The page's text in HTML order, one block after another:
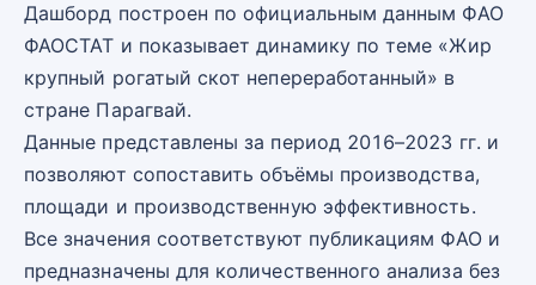
Дашборд построен по официальным данным ФАО
ФАОСТАТ и показывает динамику по теме «Жир
крупный рогатый скот непереработанный» в
стране Парагвай.
Данные представлены за период 2016–2023 гг. и
позволяют сопоставить объёмы производства,
площади и производственную эффективность.
Все значения соответствуют публикациям ФАО и
предназначены для количественного анализа без